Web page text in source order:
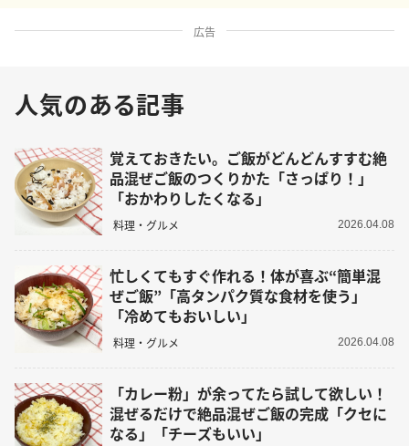
広告
人気のある記事
覚えておきたい。ご飯がどんどんすすむ絶
品混ぜご飯のつくりかた「さっぱり！」
「おかわりしたくなる」
料理・グルメ 2026.04.08
忙しくてもすぐ作れる！体が喜ぶ“簡単混
ぜご飯”「高タンパク質な食材を使う」
「冷めてもおいしい」
料理・グルメ 2026.04.08
「カレー粉」が余ってたら試して欲しい！
混ぜるだけで絶品混ぜご飯の完成「クセに
なる」「チーズもいい」